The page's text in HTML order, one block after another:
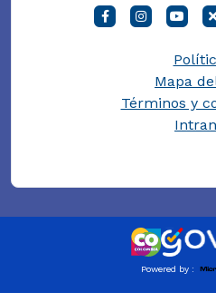
Mapa
Términos y
Powered by :